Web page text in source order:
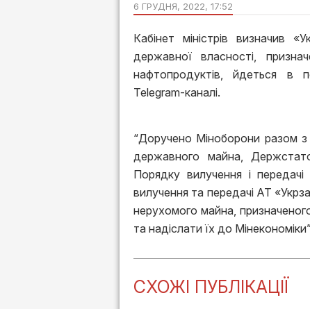
6 ГРУДНЯ, 2022, 17:52
Кабінет міністрів визначив
державної власності,
нафтопродуктів, йдеться в
Telegram-каналі.
“Доручено Міноборони разом з
державного майна,
Порядку вилучення і
вилучення та передачі АТ
нерухомого майна,
та надіслати їх до
СХОЖІ ПУБЛІКАЦІЇ